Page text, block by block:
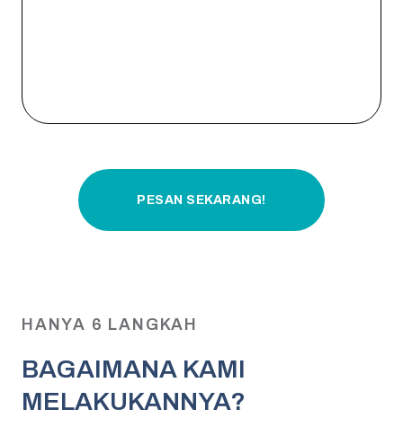
PESAN SEKARANG!
HANYA 6 LANGKAH
BAGAIMANA KAMI
MELAKUKANNYA?